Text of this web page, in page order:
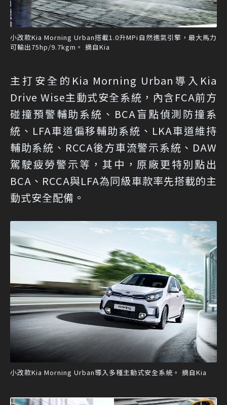
小改款Kia Morning Urban搭載1.0升MPi自然進氣引擎，最大馬力
可輸出75hp/9.7kgm。 摘自Kia
主打安全的Kia Morning Urban導入Kia
Drive Wise主動式安全系統，內含FCA前方
碰撞預警輔助系統、BCA盲點偵測防撞系
統、LFA車道偏移輔助系統、LKA車道維持
輔助系統、RCCA後方車流警示系統、DAW
駕駛疲勞警示等，其中，原廠更特別點出
BCA、RCCA與LFA為同級車款率先搭載的主
動式安全配備。
小改款Kia Morning Urban導入多種主動式安全系統。 摘自Kia